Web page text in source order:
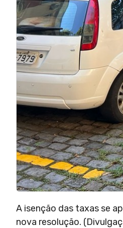
A isenção das taxas se
nova resolução.